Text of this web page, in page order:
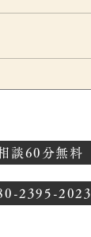
な
解
談60分無料
2395-2023